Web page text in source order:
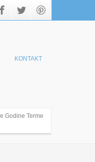
KONTAKT
Godine Terme